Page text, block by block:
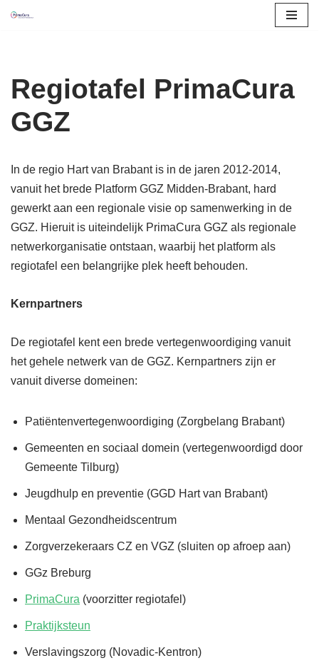
de
inhoud
Regiotafel PrimaCura
GGZ
In de regio Hart van Brabant is in de jaren 2012-2014,
vanuit het brede Platform GGZ Midden-Brabant, hard
gewerkt aan een regionale visie op samenwerking in de
GGZ. Hieruit is uiteindelijk PrimaCura GGZ als regionale
netwerkorganisatie ontstaan, waarbij het platform als
regiotafel een belangrijke plek heeft behouden.
Kernpartners
De regiotafel kent een brede vertegenwoordiging vanuit
het gehele netwerk van de GGZ. Kernpartners zijn er
vanuit diverse domeinen:
Patiëntenvertegenwoordiging (Zorgbelang Brabant)
Gemeenten en sociaal domein (vertegenwoordigd door
Gemeente Tilburg)
Jeugdhulp en preventie (GGD Hart van Brabant)
Mentaal Gezondheidscentrum
Zorgverzekeraars CZ en VGZ (sluiten op afroep aan)
GGz Breburg
PrimaCura (voorzitter regiotafel)
Praktijksteun
Verslavingszorg (Novadic-Kentron)